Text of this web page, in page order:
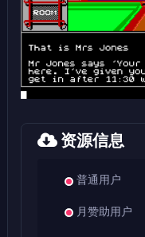
资源信息
普通用户
月赞助用户